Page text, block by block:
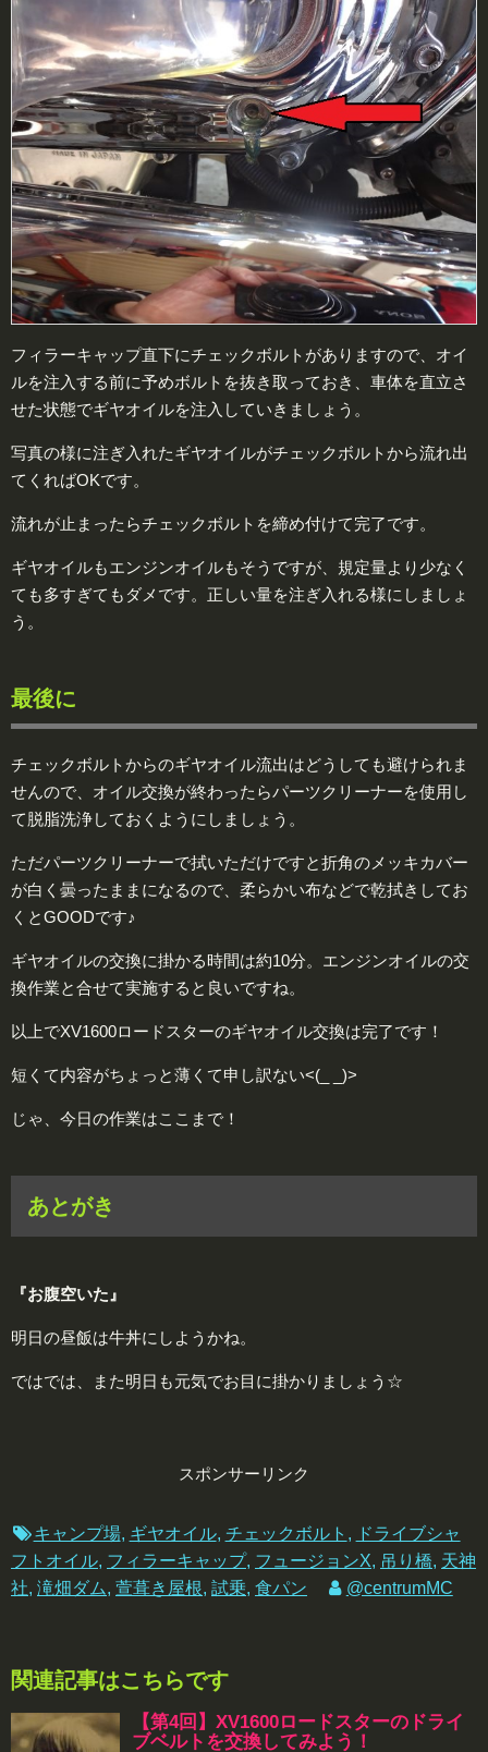
フィラーキャップ直下にチェックボルトがありますので、オイ
ルを注入する前に予めボルトを抜き取っておき、車体を直立さ
せた状態でギヤオイルを注入していきましょう。
写真の様に注ぎ入れたギヤオイルがチェックボルトから流れ出
てくればOKです。
流れが止まったらチェックボルトを締め付けて完了です。
ギヤオイルもエンジンオイルもそうですが、規定量より少なく
ても多すぎてもダメです。正しい量を注ぎ入れる様にしましょ
う。
最後に
チェックボルトからのギヤオイル流出はどうしても避けられま
せんので、オイル交換が終わったらパーツクリーナーを使用し
て脱脂洗浄しておくようにしましょう。
ただパーツクリーナーで拭いただけですと折角のメッキカバー
が白く曇ったままになるので、柔らかい布などで乾拭きしてお
くとGOODです♪
ギヤオイルの交換に掛かる時間は約10分。エンジンオイルの交
換作業と合せて実施すると良いですね。
以上でXV1600ロードスターのギヤオイル交換は完了です！
短くて内容がちょっと薄くて申し訳ない<(_ _)>
じゃ、今日の作業はここまで！
あとがき
『お腹空いた』
明日の昼飯は牛丼にしようかね。
ではでは、また明日も元気でお目に掛かりましょう☆
スポンサーリンク
キャンプ場, ギヤオイル, チェックボルト , ドライブシャ
フトオイル, フィラーキャップ, フュージョンX, 吊り橋, 天神
社, 滝畑ダム, 萱葺き屋根, 試乗, 食パン @centrumMC
関連記事はこちらです
【第4回】XV1600ロードスターのドライ
ブベルトを交換してみよう！